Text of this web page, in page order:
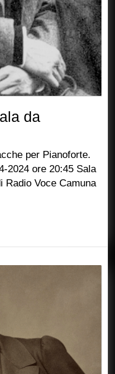
da
per Pianoforte.
2024 ore 20:45 Sala
Radio Voce Camuna